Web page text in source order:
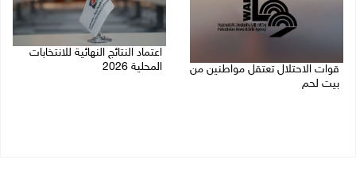
قوات الاحتلال تعتقل مواطنين من
بيت لحم
اعتماد النتائج النهائية للانتخابات
المحلية 2026